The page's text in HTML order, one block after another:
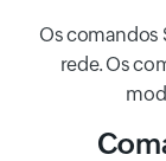
Os comandos
rede. Os